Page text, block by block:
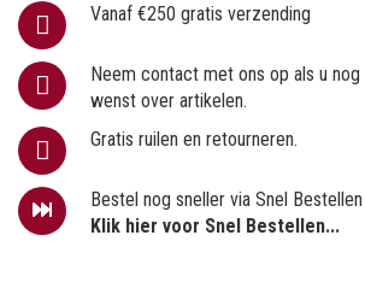
Vanaf €250 gratis verzending
Neem contact met ons op als u
wenst over artikelen.
Gratis ruilen en retourneren.
Bestel nog sneller via Snel Bestellen
Klik hier voor Snel Bestellen...